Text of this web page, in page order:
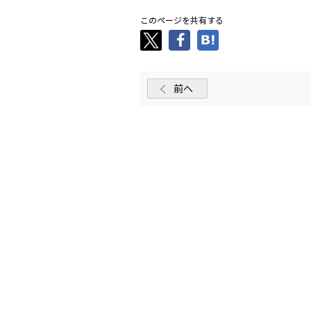
このページを共有する
前へ